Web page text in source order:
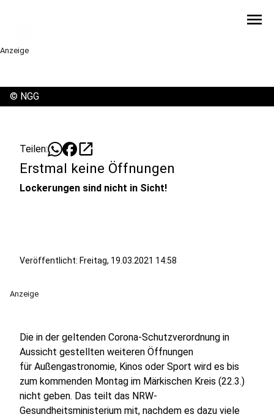
menu
Anzeige
© NGG
Teilen: open_in_new
Erstmal keine Öffnungen
Lockerungen sind nicht in Sicht!
Veröffentlicht: Freitag, 19.03.2021 14:58
Anzeige
Die in der geltenden Corona-Schutzverordnung in
Aussicht gestellten weiteren Öffnungen
für Außengastronomie, Kinos oder Sport wird es bis
zum kommenden Montag im Märkischen Kreis (22.3.)
nicht geben. Das teilt das NRW-
Gesundheitsministerium mit, nachdem es dazu viele